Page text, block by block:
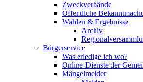
Zweckverbände
Öffentliche
Wahlen & Ergebnisse
Archiv
Bürgerservice
Was erledige ich wo?
Online-Dienste der
Mängelmelder